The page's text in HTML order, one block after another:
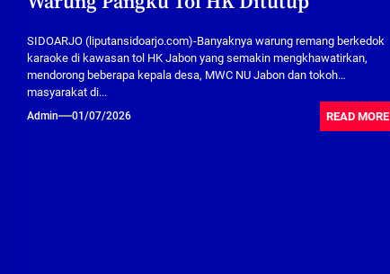
SIDOARJO (liputansidoarjo.com)-Banyaknya warung remang berkedok
karaoke di kawasan tol HK Jabon yang semakin mengkhawatirkan,
mendorong beberapa kepala desa, MWC NU Jabon dan tokoh
masyarakat di...
Admin 01/07/2026 READ MORE